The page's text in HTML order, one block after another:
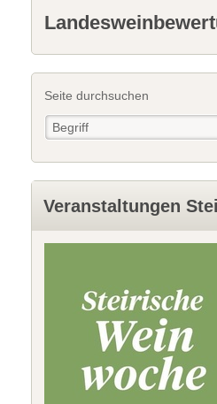
Seite durchsuchen
Veranstaltungen